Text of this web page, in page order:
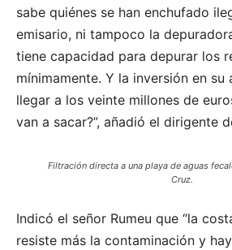
sabe quiénes se han enchufado
emisario, ni tampoco la
tiene capacidad para depurar los
mínimamente. Y la inversión en
llegar a los veinte millones de
van a sacar?”, añadió el dirigente
Filtración directa a una playa de aguas
Cruz.
Indicó el señor Rumeu que “la
resiste más la contaminación y